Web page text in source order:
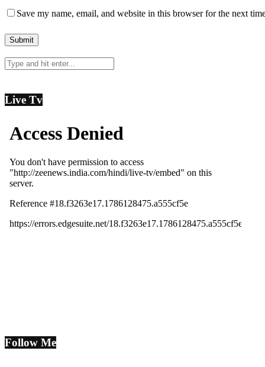
Save my name, email, and website in this browser for the next
Live Tv
Follow Me